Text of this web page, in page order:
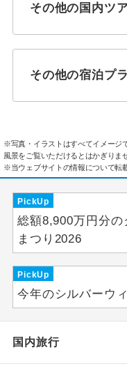
その他の国内ツ
その他の宿泊プ
※写真・イラストはすべてイメージ
風景をご覧いただけるとはかぎりま
※当ウェブサイトの情報について転
PickUp
総額8,900万円分
まつり2026
PickUp
今年のシルバーウ
国内旅行